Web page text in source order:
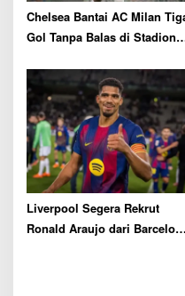
Chelsea Bantai AC Milan
Gol Tanpa Balas di Stadion
Liverpool Segera Rekrut
Ronald Araujo dari Barcelona